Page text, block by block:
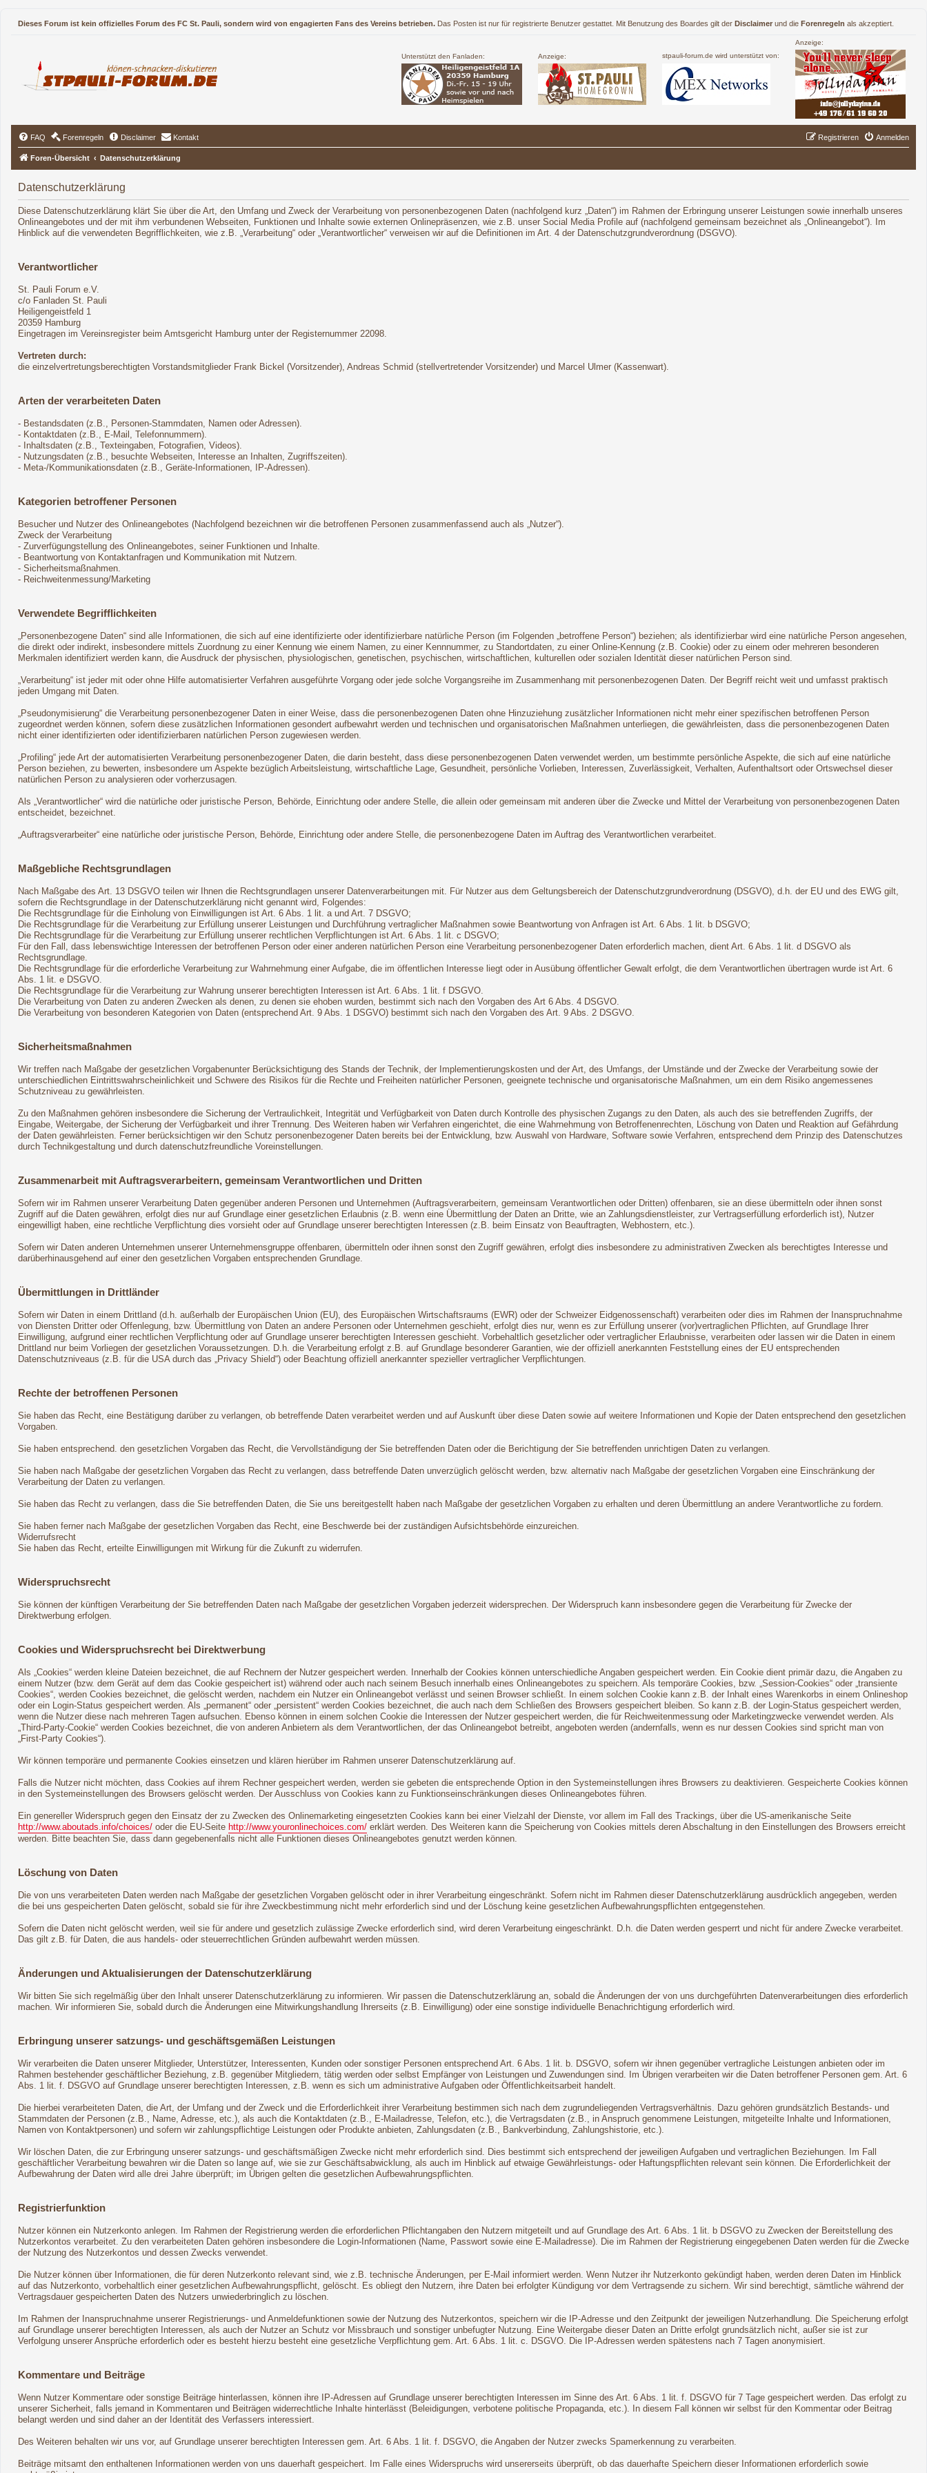
Dieses Forum ist kein offizielles Forum des FC St. Pauli, sondern wird von engagierten Fans des Vereins betrieben. Das Posten ist nur für registrierte Benutzer gestattet. Mit Benutzung des Boardes gilt der Disclaimer und die Forenregeln als akzeptiert.
Unterstützt den Fanladen: Anzeige: stpauli-forum.de wird unterstützt von:
Anzeige:
FAQ Forenregeln Disclaimer Kontakt Anmelden
Registrieren
Foren-Übersicht Datenschutzerklärung
Datenschutzerklärung
Diese Datenschutzerklärung klärt Sie über die Art, den Umfang und Zweck der Verarbeitung von personenbezogenen Daten (nachfolgend kurz „Daten“) im Rahmen der Erbringung unserer Leistungen sowie innerhalb unseres
Onlineangebotes und der mit ihm verbundenen Webseiten, Funktionen und Inhalte sowie externen Onlinepräsenzen, wie z.B. unser Social Media Profile auf (nachfolgend gemeinsam bezeichnet als „Onlineangebot“). Im
Hinblick auf die verwendeten Begrifflichkeiten, wie z.B. „Verarbeitung“ oder „Verantwortlicher“ verweisen wir auf die Definitionen im Art. 4 der Datenschutzgrundverordnung (DSGVO).
Verantwortlicher
St. Pauli Forum e.V.
c/o Fanladen St. Pauli
Heiligengeistfeld 1
20359 Hamburg
Eingetragen im Vereinsregister beim Amtsgericht Hamburg unter der Registernummer 22098.
Vertreten durch:
die einzelvertretungsberechtigten Vorstandsmitglieder Frank Bickel (Vorsitzender), Andreas Schmid (stellvertretender Vorsitzender) und Marcel Ulmer (Kassenwart).
Arten der verarbeiteten Daten
- Bestandsdaten (z.B., Personen-Stammdaten, Namen oder Adressen).
- Kontaktdaten (z.B., E-Mail, Telefonnummern).
- Inhaltsdaten (z.B., Texteingaben, Fotografien, Videos).
- Nutzungsdaten (z.B., besuchte Webseiten, Interesse an Inhalten, Zugriffszeiten).
- Meta-/Kommunikationsdaten (z.B., Geräte-Informationen, IP-Adressen).
Kategorien betroffener Personen
Besucher und Nutzer des Onlineangebotes (Nachfolgend bezeichnen wir die betroffenen Personen zusammenfassend auch als „Nutzer“).
Zweck der Verarbeitung
- Zurverfügungstellung des Onlineangebotes, seiner Funktionen und Inhalte.
- Beantwortung von Kontaktanfragen und Kommunikation mit Nutzern.
- Sicherheitsmaßnahmen.
- Reichweitenmessung/Marketing
Verwendete Begrifflichkeiten
„Personenbezogene Daten“ sind alle Informationen, die sich auf eine identifizierte oder identifizierbare natürliche Person (im Folgenden „betroffene Person“) beziehen; als identifizierbar wird eine natürliche Person angesehen,
die direkt oder indirekt, insbesondere mittels Zuordnung zu einer Kennung wie einem Namen, zu einer Kennnummer, zu Standortdaten, zu einer Online-Kennung (z.B. Cookie) oder zu einem oder mehreren besonderen
Merkmalen identifiziert werden kann, die Ausdruck der physischen, physiologischen, genetischen, psychischen, wirtschaftlichen, kulturellen oder sozialen Identität dieser natürlichen Person sind.
„Verarbeitung“ ist jeder mit oder ohne Hilfe automatisierter Verfahren ausgeführte Vorgang oder jede solche Vorgangsreihe im Zusammenhang mit personenbezogenen Daten. Der Begriff reicht weit und umfasst praktisch
jeden Umgang mit Daten.
„Pseudonymisierung“ die Verarbeitung personenbezogener Daten in einer Weise, dass die personenbezogenen Daten ohne Hinzuziehung zusätzlicher Informationen nicht mehr einer spezifischen betroffenen Person
zugeordnet werden können, sofern diese zusätzlichen Informationen gesondert aufbewahrt werden und technischen und organisatorischen Maßnahmen unterliegen, die gewährleisten, dass die personenbezogenen Daten
nicht einer identifizierten oder identifizierbaren natürlichen Person zugewiesen werden.
„Profiling“ jede Art der automatisierten Verarbeitung personenbezogener Daten, die darin besteht, dass diese personenbezogenen Daten verwendet werden, um bestimmte persönliche Aspekte, die sich auf eine natürliche
Person beziehen, zu bewerten, insbesondere um Aspekte bezüglich Arbeitsleistung, wirtschaftliche Lage, Gesundheit, persönliche Vorlieben, Interessen, Zuverlässigkeit, Verhalten, Aufenthaltsort oder Ortswechsel dieser
natürlichen Person zu analysieren oder vorherzusagen.
Als „Verantwortlicher“ wird die natürliche oder juristische Person, Behörde, Einrichtung oder andere Stelle, die allein oder gemeinsam mit anderen über die Zwecke und Mittel der Verarbeitung von personenbezogenen Daten
entscheidet, bezeichnet.
„Auftragsverarbeiter“ eine natürliche oder juristische Person, Behörde, Einrichtung oder andere Stelle, die personenbezogene Daten im Auftrag des Verantwortlichen verarbeitet.
Maßgebliche Rechtsgrundlagen
Nach Maßgabe des Art. 13 DSGVO teilen wir Ihnen die Rechtsgrundlagen unserer Datenverarbeitungen mit. Für Nutzer aus dem Geltungsbereich der Datenschutzgrundverordnung (DSGVO), d.h. der EU und des EWG gilt,
sofern die Rechtsgrundlage in der Datenschutzerklärung nicht genannt wird, Folgendes:
Die Rechtsgrundlage für die Einholung von Einwilligungen ist Art. 6 Abs. 1 lit. a und Art. 7 DSGVO;
Die Rechtsgrundlage für die Verarbeitung zur Erfüllung unserer Leistungen und Durchführung vertraglicher Maßnahmen sowie Beantwortung von Anfragen ist Art. 6 Abs. 1 lit. b DSGVO;
Die Rechtsgrundlage für die Verarbeitung zur Erfüllung unserer rechtlichen Verpflichtungen ist Art. 6 Abs. 1 lit. c DSGVO;
Für den Fall, dass lebenswichtige Interessen der betroffenen Person oder einer anderen natürlichen Person eine Verarbeitung personenbezogener Daten erforderlich machen, dient Art. 6 Abs. 1 lit. d DSGVO als
Rechtsgrundlage.
Die Rechtsgrundlage für die erforderliche Verarbeitung zur Wahrnehmung einer Aufgabe, die im öffentlichen Interesse liegt oder in Ausübung öffentlicher Gewalt erfolgt, die dem Verantwortlichen übertragen wurde ist Art. 6
Abs. 1 lit. e DSGVO.
Die Rechtsgrundlage für die Verarbeitung zur Wahrung unserer berechtigten Interessen ist Art. 6 Abs. 1 lit. f DSGVO.
Die Verarbeitung von Daten zu anderen Zwecken als denen, zu denen sie ehoben wurden, bestimmt sich nach den Vorgaben des Art 6 Abs. 4 DSGVO.
Die Verarbeitung von besonderen Kategorien von Daten (entsprechend Art. 9 Abs. 1 DSGVO) bestimmt sich nach den Vorgaben des Art. 9 Abs. 2 DSGVO.
Sicherheitsmaßnahmen
Wir treffen nach Maßgabe der gesetzlichen Vorgabenunter Berücksichtigung des Stands der Technik, der Implementierungskosten und der Art, des Umfangs, der Umstände und der Zwecke der Verarbeitung sowie der
unterschiedlichen Eintrittswahrscheinlichkeit und Schwere des Risikos für die Rechte und Freiheiten natürlicher Personen, geeignete technische und organisatorische Maßnahmen, um ein dem Risiko angemessenes
Schutzniveau zu gewährleisten.
Zu den Maßnahmen gehören insbesondere die Sicherung der Vertraulichkeit, Integrität und Verfügbarkeit von Daten durch Kontrolle des physischen Zugangs zu den Daten, als auch des sie betreffenden Zugriffs, der
Eingabe, Weitergabe, der Sicherung der Verfügbarkeit und ihrer Trennung. Des Weiteren haben wir Verfahren eingerichtet, die eine Wahrnehmung von Betroffenenrechten, Löschung von Daten und Reaktion auf Gefährdung
der Daten gewährleisten. Ferner berücksichtigen wir den Schutz personenbezogener Daten bereits bei der Entwicklung, bzw. Auswahl von Hardware, Software sowie Verfahren, entsprechend dem Prinzip des Datenschutzes
durch Technikgestaltung und durch datenschutzfreundliche Voreinstellungen.
Zusammenarbeit mit Auftragsverarbeitern, gemeinsam Verantwortlichen und Dritten
Sofern wir im Rahmen unserer Verarbeitung Daten gegenüber anderen Personen und Unternehmen (Auftragsverarbeitern, gemeinsam Verantwortlichen oder Dritten) offenbaren, sie an diese übermitteln oder ihnen sonst
Zugriff auf die Daten gewähren, erfolgt dies nur auf Grundlage einer gesetzlichen Erlaubnis (z.B. wenn eine Übermittlung der Daten an Dritte, wie an Zahlungsdienstleister, zur Vertragserfüllung erforderlich ist), Nutzer
eingewilligt haben, eine rechtliche Verpflichtung dies vorsieht oder auf Grundlage unserer berechtigten Interessen (z.B. beim Einsatz von Beauftragten, Webhostern, etc.).
Sofern wir Daten anderen Unternehmen unserer Unternehmensgruppe offenbaren, übermitteln oder ihnen sonst den Zugriff gewähren, erfolgt dies insbesondere zu administrativen Zwecken als berechtigtes Interesse und
darüberhinausgehend auf einer den gesetzlichen Vorgaben entsprechenden Grundlage.
Übermittlungen in Drittländer
Sofern wir Daten in einem Drittland (d.h. außerhalb der Europäischen Union (EU), des Europäischen Wirtschaftsraums (EWR) oder der Schweizer Eidgenossenschaft) verarbeiten oder dies im Rahmen der Inanspruchnahme
von Diensten Dritter oder Offenlegung, bzw. Übermittlung von Daten an andere Personen oder Unternehmen geschieht, erfolgt dies nur, wenn es zur Erfüllung unserer (vor)vertraglichen Pflichten, auf Grundlage Ihrer
Einwilligung, aufgrund einer rechtlichen Verpflichtung oder auf Grundlage unserer berechtigten Interessen geschieht. Vorbehaltlich gesetzlicher oder vertraglicher Erlaubnisse, verarbeiten oder lassen wir die Daten in einem
Drittland nur beim Vorliegen der gesetzlichen Voraussetzungen. D.h. die Verarbeitung erfolgt z.B. auf Grundlage besonderer Garantien, wie der offiziell anerkannten Feststellung eines der EU entsprechenden
Datenschutzniveaus (z.B. für die USA durch das „Privacy Shield“) oder Beachtung offiziell anerkannter spezieller vertraglicher Verpflichtungen.
Rechte der betroffenen Personen
Sie haben das Recht, eine Bestätigung darüber zu verlangen, ob betreffende Daten verarbeitet werden und auf Auskunft über diese Daten sowie auf weitere Informationen und Kopie der Daten entsprechend den gesetzlichen
Vorgaben.
Sie haben entsprechend. den gesetzlichen Vorgaben das Recht, die Vervollständigung der Sie betreffenden Daten oder die Berichtigung der Sie betreffenden unrichtigen Daten zu verlangen.
Sie haben nach Maßgabe der gesetzlichen Vorgaben das Recht zu verlangen, dass betreffende Daten unverzüglich gelöscht werden, bzw. alternativ nach Maßgabe der gesetzlichen Vorgaben eine Einschränkung der
Verarbeitung der Daten zu verlangen.
Sie haben das Recht zu verlangen, dass die Sie betreffenden Daten, die Sie uns bereitgestellt haben nach Maßgabe der gesetzlichen Vorgaben zu erhalten und deren Übermittlung an andere Verantwortliche zu fordern.
Sie haben ferner nach Maßgabe der gesetzlichen Vorgaben das Recht, eine Beschwerde bei der zuständigen Aufsichtsbehörde einzureichen.
Widerrufsrecht
Sie haben das Recht, erteilte Einwilligungen mit Wirkung für die Zukunft zu widerrufen.
Widerspruchsrecht
Sie können der künftigen Verarbeitung der Sie betreffenden Daten nach Maßgabe der gesetzlichen Vorgaben jederzeit widersprechen. Der Widerspruch kann insbesondere gegen die Verarbeitung für Zwecke der
Direktwerbung erfolgen.
Cookies und Widerspruchsrecht bei Direktwerbung
Als „Cookies“ werden kleine Dateien bezeichnet, die auf Rechnern der Nutzer gespeichert werden. Innerhalb der Cookies können unterschiedliche Angaben gespeichert werden. Ein Cookie dient primär dazu, die Angaben zu
einem Nutzer (bzw. dem Gerät auf dem das Cookie gespeichert ist) während oder auch nach seinem Besuch innerhalb eines Onlineangebotes zu speichern. Als temporäre Cookies, bzw. „Session-Cookies“ oder „transiente
Cookies“, werden Cookies bezeichnet, die gelöscht werden, nachdem ein Nutzer ein Onlineangebot verlässt und seinen Browser schließt. In einem solchen Cookie kann z.B. der Inhalt eines Warenkorbs in einem Onlineshop
oder ein Login-Status gespeichert werden. Als „permanent“ oder „persistent“ werden Cookies bezeichnet, die auch nach dem Schließen des Browsers gespeichert bleiben. So kann z.B. der Login-Status gespeichert werden,
wenn die Nutzer diese nach mehreren Tagen aufsuchen. Ebenso können in einem solchen Cookie die Interessen der Nutzer gespeichert werden, die für Reichweitenmessung oder Marketingzwecke verwendet werden. Als
„Third-Party-Cookie“ werden Cookies bezeichnet, die von anderen Anbietern als dem Verantwortlichen, der das Onlineangebot betreibt, angeboten werden (andernfalls, wenn es nur dessen Cookies sind spricht man von
„First-Party Cookies“).
Wir können temporäre und permanente Cookies einsetzen und klären hierüber im Rahmen unserer Datenschutzerklärung auf.
Falls die Nutzer nicht möchten, dass Cookies auf ihrem Rechner gespeichert werden, werden sie gebeten die entsprechende Option in den Systemeinstellungen ihres Browsers zu deaktivieren. Gespeicherte Cookies können
in den Systemeinstellungen des Browsers gelöscht werden. Der Ausschluss von Cookies kann zu Funktionseinschränkungen dieses Onlineangebotes führen.
Ein genereller Widerspruch gegen den Einsatz der zu Zwecken des Onlinemarketing eingesetzten Cookies kann bei einer Vielzahl der Dienste, vor allem im Fall des Trackings, über die US-amerikanische Seite
http://www.aboutads.info/choices/ oder die EU-Seite http://www.youronlinechoices.com/ erklärt werden. Des Weiteren kann die Speicherung von Cookies mittels deren Abschaltung in den Einstellungen des Browsers erreicht
werden. Bitte beachten Sie, dass dann gegebenenfalls nicht alle Funktionen dieses Onlineangebotes genutzt werden können.
Löschung von Daten
Die von uns verarbeiteten Daten werden nach Maßgabe der gesetzlichen Vorgaben gelöscht oder in ihrer Verarbeitung eingeschränkt. Sofern nicht im Rahmen dieser Datenschutzerklärung ausdrücklich angegeben, werden
die bei uns gespeicherten Daten gelöscht, sobald sie für ihre Zweckbestimmung nicht mehr erforderlich sind und der Löschung keine gesetzlichen Aufbewahrungspflichten entgegenstehen.
Sofern die Daten nicht gelöscht werden, weil sie für andere und gesetzlich zulässige Zwecke erforderlich sind, wird deren Verarbeitung eingeschränkt. D.h. die Daten werden gesperrt und nicht für andere Zwecke verarbeitet.
Das gilt z.B. für Daten, die aus handels- oder steuerrechtlichen Gründen aufbewahrt werden müssen.
Änderungen und Aktualisierungen der Datenschutzerklärung
Wir bitten Sie sich regelmäßig über den Inhalt unserer Datenschutzerklärung zu informieren. Wir passen die Datenschutzerklärung an, sobald die Änderungen der von uns durchgeführten Datenverarbeitungen dies erforderlich
machen. Wir informieren Sie, sobald durch die Änderungen eine Mitwirkungshandlung Ihrerseits (z.B. Einwilligung) oder eine sonstige individuelle Benachrichtigung erforderlich wird.
Erbringung unserer satzungs- und geschäftsgemäßen Leistungen
Wir verarbeiten die Daten unserer Mitglieder, Unterstützer, Interessenten, Kunden oder sonstiger Personen entsprechend Art. 6 Abs. 1 lit. b. DSGVO, sofern wir ihnen gegenüber vertragliche Leistungen anbieten oder im
Rahmen bestehender geschäftlicher Beziehung, z.B. gegenüber Mitgliedern, tätig werden oder selbst Empfänger von Leistungen und Zuwendungen sind. Im Übrigen verarbeiten wir die Daten betroffener Personen gem. Art. 6
Abs. 1 lit. f. DSGVO auf Grundlage unserer berechtigten Interessen, z.B. wenn es sich um administrative Aufgaben oder Öffentlichkeitsarbeit handelt.
Die hierbei verarbeiteten Daten, die Art, der Umfang und der Zweck und die Erforderlichkeit ihrer Verarbeitung bestimmen sich nach dem zugrundeliegenden Vertragsverhältnis. Dazu gehören grundsätzlich Bestands- und
Stammdaten der Personen (z.B., Name, Adresse, etc.), als auch die Kontaktdaten (z.B., E-Mailadresse, Telefon, etc.), die Vertragsdaten (z.B., in Anspruch genommene Leistungen, mitgeteilte Inhalte und Informationen,
Namen von Kontaktpersonen) und sofern wir zahlungspflichtige Leistungen oder Produkte anbieten, Zahlungsdaten (z.B., Bankverbindung, Zahlungshistorie, etc.).
Wir löschen Daten, die zur Erbringung unserer satzungs- und geschäftsmäßigen Zwecke nicht mehr erforderlich sind. Dies bestimmt sich entsprechend der jeweiligen Aufgaben und vertraglichen Beziehungen. Im Fall
geschäftlicher Verarbeitung bewahren wir die Daten so lange auf, wie sie zur Geschäftsabwicklung, als auch im Hinblick auf etwaige Gewährleistungs- oder Haftungspflichten relevant sein können. Die Erforderlichkeit der
Aufbewahrung der Daten wird alle drei Jahre überprüft; im Übrigen gelten die gesetzlichen Aufbewahrungspflichten.
Registrierfunktion
Nutzer können ein Nutzerkonto anlegen. Im Rahmen der Registrierung werden die erforderlichen Pflichtangaben den Nutzern mitgeteilt und auf Grundlage des Art. 6 Abs. 1 lit. b DSGVO zu Zwecken der Bereitstellung des
Nutzerkontos verarbeitet. Zu den verarbeiteten Daten gehören insbesondere die Login-Informationen (Name, Passwort sowie eine E-Mailadresse). Die im Rahmen der Registrierung eingegebenen Daten werden für die Zwecke
der Nutzung des Nutzerkontos und dessen Zwecks verwendet.
Die Nutzer können über Informationen, die für deren Nutzerkonto relevant sind, wie z.B. technische Änderungen, per E-Mail informiert werden. Wenn Nutzer ihr Nutzerkonto gekündigt haben, werden deren Daten im Hinblick
auf das Nutzerkonto, vorbehaltlich einer gesetzlichen Aufbewahrungspflicht, gelöscht. Es obliegt den Nutzern, ihre Daten bei erfolgter Kündigung vor dem Vertragsende zu sichern. Wir sind berechtigt, sämtliche während der
Vertragsdauer gespeicherten Daten des Nutzers unwiederbringlich zu löschen.
Im Rahmen der Inanspruchnahme unserer Registrierungs- und Anmeldefunktionen sowie der Nutzung des Nutzerkontos, speichern wir die IP-Adresse und den Zeitpunkt der jeweiligen Nutzerhandlung. Die Speicherung erfolgt
auf Grundlage unserer berechtigten Interessen, als auch der Nutzer an Schutz vor Missbrauch und sonstiger unbefugter Nutzung. Eine Weitergabe dieser Daten an Dritte erfolgt grundsätzlich nicht, außer sie ist zur
Verfolgung unserer Ansprüche erforderlich oder es besteht hierzu besteht eine gesetzliche Verpflichtung gem. Art. 6 Abs. 1 lit. c. DSGVO. Die IP-Adressen werden spätestens nach 7 Tagen anonymisiert.
Kommentare und Beiträge
Wenn Nutzer Kommentare oder sonstige Beiträge hinterlassen, können ihre IP-Adressen auf Grundlage unserer berechtigten Interessen im Sinne des Art. 6 Abs. 1 lit. f. DSGVO für 7 Tage gespeichert werden. Das erfolgt zu
unserer Sicherheit, falls jemand in Kommentaren und Beiträgen widerrechtliche Inhalte hinterlässt (Beleidigungen, verbotene politische Propaganda, etc.). In diesem Fall können wir selbst für den Kommentar oder Beitrag
belangt werden und sind daher an der Identität des Verfassers interessiert.
Des Weiteren behalten wir uns vor, auf Grundlage unserer berechtigten Interessen gem. Art. 6 Abs. 1 lit. f. DSGVO, die Angaben der Nutzer zwecks Spamerkennung zu verarbeiten.
Beiträge mitsamt den enthaltenen Informationen werden von uns dauerhaft gespeichert. Im Falle eines Widerspruchs wird unsererseits überprüft, ob das dauerhafte Speichern dieser Informationen erforderlich sowie